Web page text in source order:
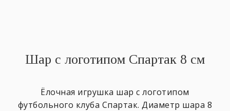
Шар с логотипом Спартак 8 см
Ёлочная игрушка шар с логотипом
футбольного клуба Спартак. Диаметр шара 8